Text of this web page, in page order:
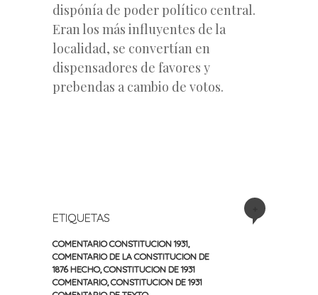
dispónía de poder político central.
Eran los más influyentes de la
localidad, se convertían en
dispensadores de favores y
prebendas a cambio de votos.
ETIQUETAS
COMENTARIO CONSTITUCION 1931
COMENTARIO DE LA CONSTITUCION DE
1876 HECHO,CONSTITUCION DE 1931
COMENTARIO,CONSTITUCION DE 1931